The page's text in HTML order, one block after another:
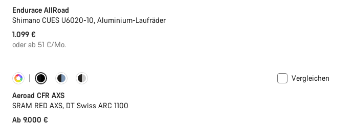
Endurace AllRoad
Shimano CUES U6020-10, Aluminium-Laufräder
1.099 €
oder ab 51 €/Mo.
Konfigurieren Neu
Vergleichen
Aeroad CFR AXS
SRAM RED AXS, DT Swiss ARC 1100
Ab 9.000 €